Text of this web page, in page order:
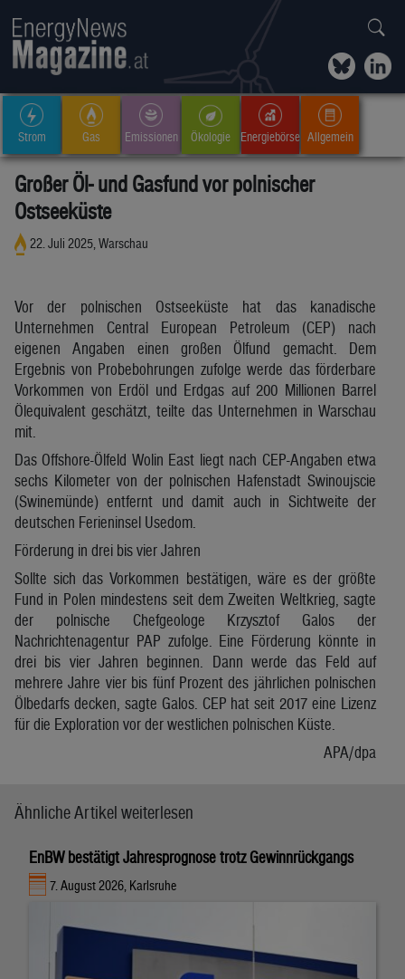
Strom Gas Emissionen Ökologie Energiebörse Allgemein
Großer Öl- und Gasfund vor polnischer
Ostseeküste
22. Juli 2025, Warschau
Vor der polnischen Ostseeküste hat das kanadische
Unternehmen Central European Petroleum (CEP) nach
eigenen Angaben einen großen Ölfund gemacht. Dem
Ergebnis von Probebohrungen zufolge werde das förderbare
Vorkommen von Erdöl und Erdgas auf 200 Millionen Barrel
Ölequivalent geschätzt, teilte das Unternehmen in Warschau
mit.
Das Offshore-Ölfeld Wolin East liegt nach CEP-Angaben etwa
sechs Kilometer von der polnischen Hafenstadt Swinoujscie
(Swinemünde) entfernt und damit auch in Sichtweite der
deutschen Ferieninsel Usedom.
Förderung in drei bis vier Jahren
Sollte sich das Vorkommen bestätigen, wäre es der größte
Fund in Polen mindestens seit dem Zweiten Weltkrieg, sagte
der polnische Chefgeologe Krzysztof Galos der
Nachrichtenagentur PAP zufolge. Eine Förderung könnte in
drei bis vier Jahren beginnen. Dann werde das Feld auf
mehrere Jahre vier bis fünf Prozent des jährlichen polnischen
Ölbedarfs decken, sagte Galos. CEP hat seit 2017 eine Lizenz
für die Exploration vor der westlichen polnischen Küste.
APA/dpa
Ähnliche Artikel weiterlesen
EnBW bestätigt Jahresprognose trotz Gewinnrückgangs
7. August 2026, Karlsruhe